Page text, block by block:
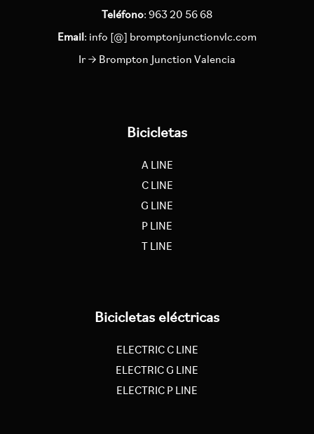
Teléfono: 963 20 56 68
Email: info [@] bromptonjunctionvlc.com
Ir → Brompton Junction Valencia
Bicicletas
A LINE
C LINE
G LINE
P LINE
T LINE
Bicicletas eléctricas
ELECTRIC C LINE
ELECTRIC G LINE
ELECTRIC P LINE